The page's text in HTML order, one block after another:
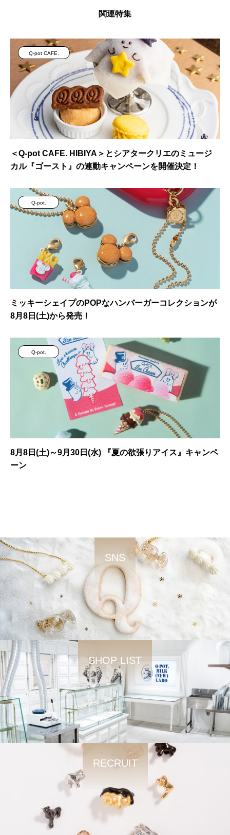
関連特集
Q-pot CAFE.
＜Q-pot CAFE. HIBIYA＞とシアタークリエのミュージ
カル『ゴースト』の連動キャンペーンを開催決定！
Q-pot.
ミッキーシェイプのPOPなハンバーガーコレクションが
8月8日(土)から発売！
Q-pot.
8月8日(土)～9月30日(水) 『夏の欲張りアイス』キャンペ
ーン
SNS
SHOP LIST
RECRUIT